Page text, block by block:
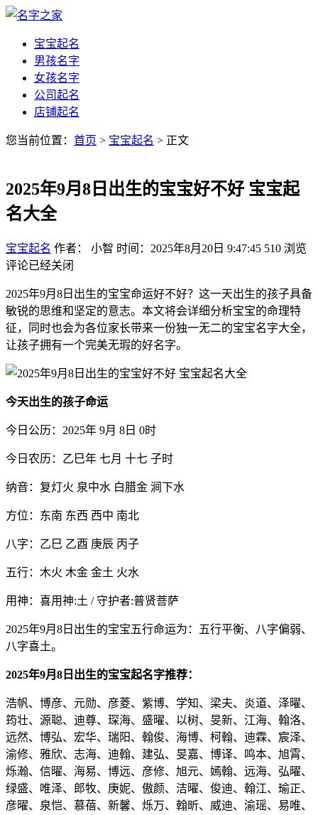
宝宝起名
男孩名字
女孩名字
公司起名
店铺起名
您当前位置： 首页 > 宝宝起名 > 正文
2025年9月8日出生的宝宝好不好 宝宝起
名大全
宝宝起名 作者： 小智 时间：2025年8月20日 9:47:45 510 浏览
评论已经关闭
2025年9月8日出生的宝宝命运好不好？这一天出生的孩子具备
敏锐的思维和坚定的意志。本文将会详细分析宝宝的命理特
征，同时也会为各位家长带来一份独一无二的宝宝名字大全，
让孩子拥有一个完美无瑕的好名字。
今天出生的孩子命运
今日公历：2025年 9月 8日 0时
今日农历：乙巳年 七月 十七 子时
纳音：复灯火 泉中水 白腊金 涧下水
方位：东南 东西 西中 南北
八字：乙巳 乙酉 庚辰 丙子
五行：木火 木金 金土 火水
用神：喜用神:土 / 守护者:普贤菩萨
2025年9月8日出生的宝宝五行命运为：五行平衡、八字偏弱、
八字喜土。
2025年9月8日出生的宝宝起名字推荐：
浩帆、博彦、元勋、彦菱、紫博、学知、梁夫、炎道、泽曜、
筠壮、源聪、迪尊、琛海、盛曜、以树、旻新、江海、翰洛、
远然、博弘、宏华、瑞阳、翰俊、海博、柯翰、迪霖、宸泽、
渝修、雅欣、志海、迪翰、建弘、旻嘉、博译、鸣本、旭霄、
烁瀚、信曜、海易、博远、彦修、旭元、嫣翰、远海、弘曜、
绿盛、唯泽、郎牧、庚妮、傲颜、洁曜、俊迪、翰江、瑜正、
彦曜、泉恺、慕蓓、新馨、烁万、翰昕、威迪、渝瑶、易唯、